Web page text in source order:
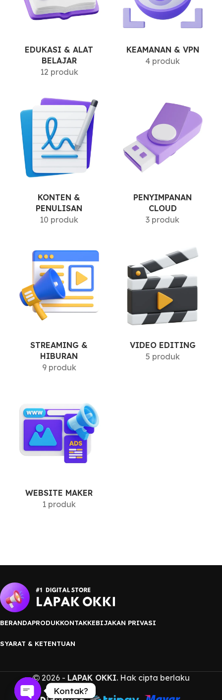
EDUKASI & ALAT
BELAJAR
12 produk
KEAMANAN & VPN
4 produk
KONTEN &
PENULISAN
10 produk
PENYIMPANAN
CLOUD
3 produk
STREAMING &
HIBURAN
9 produk
VIDEO EDITING
5 produk
WEBSITE MAKER
1 produk
BERANDAPRODUKKONTAKKEBIJAKAN PRIVASI
SYARAT & KETENTUAN
2026 - LAPAK OKKI. Hak cipta berlaku
Kontak?